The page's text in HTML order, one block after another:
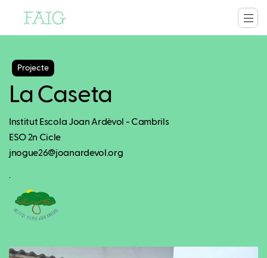
Projecte
La Caseta
Institut Escola Joan Ardèvol - Cambrils
ESO 2n Cicle
jnogue26@joanardevol.org
.